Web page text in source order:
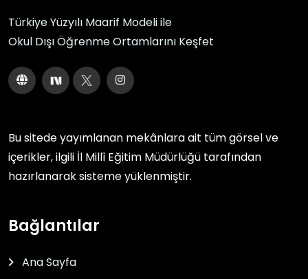
Türkiye Yüzyılı Maarif Modeli ile
Okul Dışı Öğrenme Ortamlarını Keşfet
Bu sitede yayımlanan mekânlara ait tüm görsel ve
içerikler, ilgili İl Millî Eğitim Müdürlüğü tarafından
hazırlanarak sisteme yüklenmiştir.
Bağlantılar
Ana Sayfa